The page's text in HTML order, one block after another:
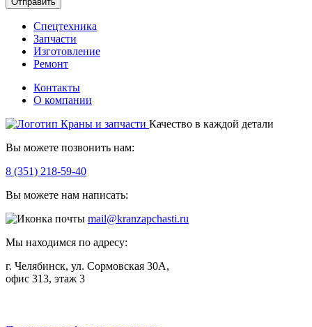
Спецтехника
Запчасти
Изготовление
Ремонт
Контакты
О компании
Качество в каждой детали
Вы можете позвонить нам:
8 (351) 218-59-40
Вы можете нам написать:
mail@kranzapchasti.ru
Мы находимся по адресу:
г. Челябинск, ул. Сормовская 30А,
офис 313, этаж 3